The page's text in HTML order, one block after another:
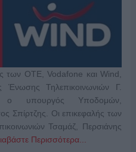
των ΟΤΕ, Vodafone και Wind,
Τηλεπικοινωνιών Γ.
ο υπουργός Υποδομών,
Σπίρτζης. Οι επικεφαλής των
Τσαμάζ, Περσιάνης
Περισσότερα...